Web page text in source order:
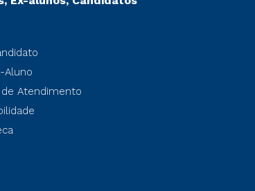
Aluno
de Atendimento